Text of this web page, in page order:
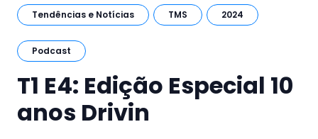
Tendências e Notícias TMS 2024
Podcast
T1 E4: Edição Especial 10
anos Drivin